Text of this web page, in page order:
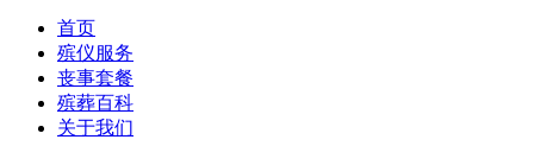
首页
殡仪服务
丧事套餐
殡葬百科
关于我们